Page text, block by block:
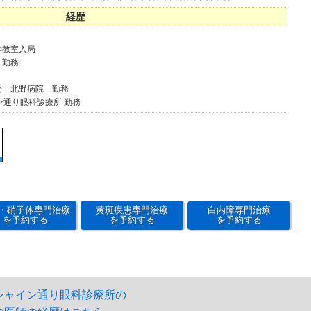
経歴
室入局
務
北野病院 勤務
り眼科診療所 勤務
硝子体専門治療
を予約する
黄斑疾患専門治療
を予約する
白内障専門治療
を予約する
ャイン通り眼科診療所の